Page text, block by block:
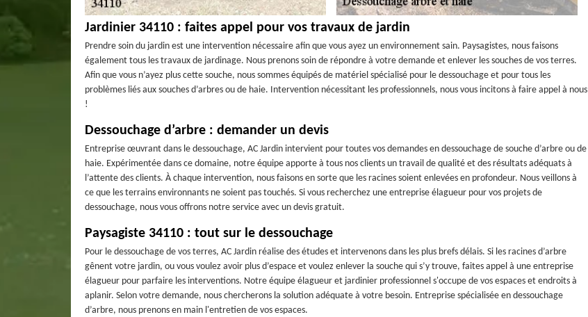
Jardinier 34110 : faites appel pour vos travaux de jardin
Prendre soin du jardin est une intervention nécessaire afin que vous ayez un environnement sain. Paysagistes, nous faisons
également tous les travaux de jardinage. Nous prenons soin de répondre à votre demande et enlever les souches de vos terres.
Afin que vous n’ayez plus cette souche, nous sommes équipés de matériel spécialisé pour le dessouchage et pour tous les
problèmes liés aux souches d’arbres ou de haie. Intervention nécessitant les professionnels, nous vous incitons à faire appel à nous
!
Dessouchage d’arbre : demander un devis
Entreprise œuvrant dans le dessouchage, AC Jardin intervient pour toutes vos demandes en dessouchage de souche d’arbre ou de
haie. Expérimentée dans ce domaine, notre équipe apporte à tous nos clients un travail de qualité et des résultats adéquats à
l’attente des clients. À chaque intervention, nous faisons en sorte que les racines soient enlevées en profondeur. Nous veillons à
ce que les terrains environnants ne soient pas touchés. Si vous recherchez une entreprise élagueur pour vos projets de
dessouchage, nous vous offrons notre service avec un devis gratuit.
Paysagiste 34110 : tout sur le dessouchage
Pour le dessouchage de vos terres, AC Jardin réalise des études et intervenons dans les plus brefs délais. Si les racines d’arbre
gênent votre jardin, ou vous voulez avoir plus d’espace et voulez enlever la souche qui s’y trouve, faites appel à une entreprise
élagueur pour parfaire les interventions. Notre équipe élagueur et jardinier professionnel s'occupe de vos espaces et endroits à
aplanir. Selon votre demande, nous chercherons la solution adéquate à votre besoin. Entreprise spécialisée en dessouchage
d’arbre, nous prenons en main l'entretien de vos espaces.